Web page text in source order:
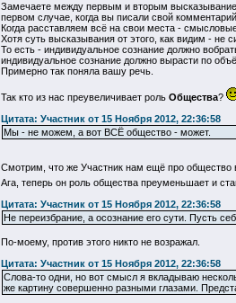
Замечаете между первым и вторым
первом случае, когда вы писали свой
Когда расставляем всё на свои места -
Хотя суть высказывания от этого, как видим - не
То есть - индивидуальное сознание должно
индивидуальное сознание должно вырасти по
Примерно так поняла вашу речь.
Так кто из нас преувеличивает роль Общества?
Цитата: Участник от 15 Ноября 2012, 22:36:58
Мы - не можем, а вот ВСЁ общество - может.
Смотрим, что же Участник нам ещё про общество
Ага, теперь он роль общества преуменьшает и
Цитата: Участник от 15 Ноября 2012, 22:36:58
Не переизбрание, а осознание его сути. Пусть
По-моему, против этого никто не возражал.
Цитата: Участник от 15 Ноября 2012, 22:36:58
Слова-то одни, но вот смысл я вкладываю
же картину совершенно разными глазами.